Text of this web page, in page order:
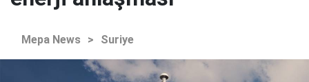
Mepa News > Suriye